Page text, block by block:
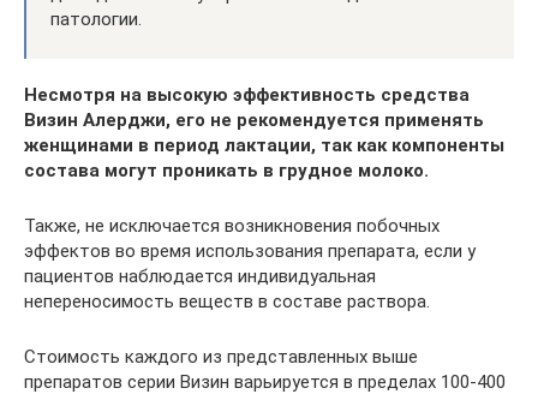
патологии.
Несмотря на высокую эффективность средства
Визин Алерджи, его не рекомендуется применять
женщинами в период лактации, так как компоненты
состава могут проникать в грудное молоко.
Также, не исключается возникновения побочных
эффектов во время использования препарата, если у
пациентов наблюдается индивидуальная
непереносимость веществ в составе раствора.
Стоимость каждого из представленных выше
препаратов серии Визин варьируется в пределах 100-400